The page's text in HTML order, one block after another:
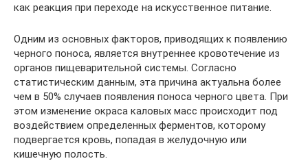
как реакция при переходе на искусственное питание.
Одним из основных факторов, приводящих к появлению
черного поноса, является внутреннее кровотечение из
органов пищеварительной системы. Согласно
статистическим данным, эта причина актуальна более
чем в 50% случаев появления поноса черного цвета. При
этом изменение окраса каловых масс происходит под
воздействием определенных ферментов, которому
подвергается кровь, попадая в желудочную или
кишечную полость.